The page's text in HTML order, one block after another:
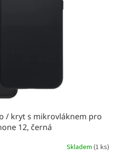
/ kryt s mikrovláknem pro
12, černá
Skladem (1 ks)